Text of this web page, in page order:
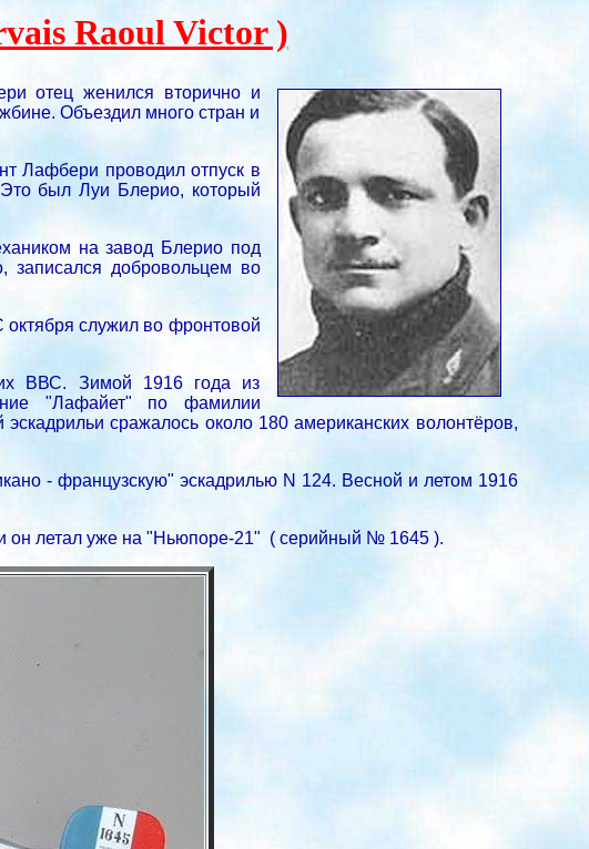
Raoul Victor )
отец женился вторично и
Объездил много стран и
Лафбери проводил отпуск в
был Луи Блерио, который
на завод Блерио под
записался добровольцем во
октября служил во фронтовой
ВВС. Зимой 1916 года из
"Лафайет" по фамилии
сражалось около 180 американских волонтёров,
- французскую" эскадрилью N 124. Весной и летом 1916
он летал уже на "Ньюпоре-21" ( серийный № 1645 ).